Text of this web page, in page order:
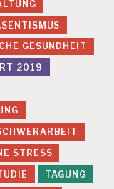
GESUNDHEIT
2019
STRESS
TAGUNG